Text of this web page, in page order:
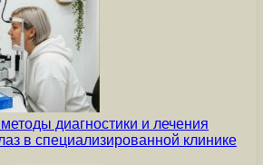
диагностики и лечения
в специализированной клинике